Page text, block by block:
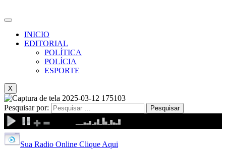
INICIO
EDITORIAL
POLÍTICA
POLÍCIA
ESPORTE
X
Pesquisar por:
Sua Radio Online Clique Aqui